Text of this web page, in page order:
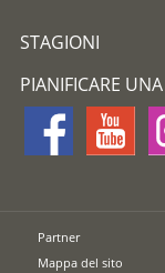
STAGIONI
PIANIFICARE
Partner
Mappa del sito